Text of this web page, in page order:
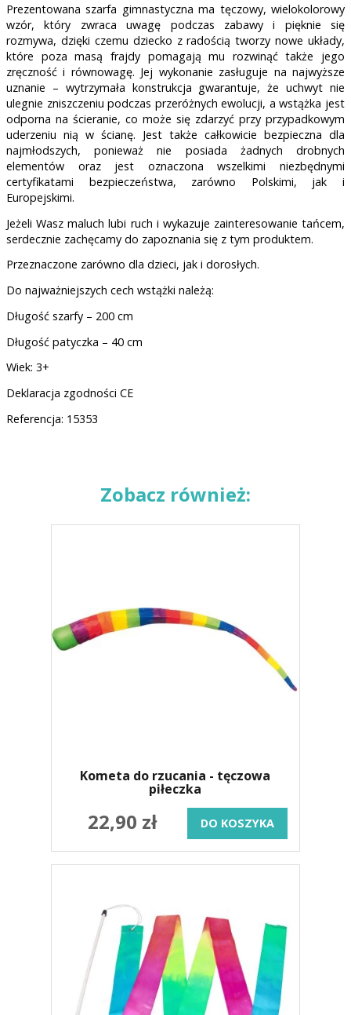
Prezentowana szarfa gimnastyczna ma tęczowy, wielokolorowy
wzór, który zwraca uwagę podczas zabawy i pięknie się
rozmywa, dzięki czemu dziecko z radością tworzy nowe układy,
które poza masą frajdy pomagają mu rozwinąć także jego
zręczność i równowagę. Jej wykonanie zasługuje na najwyższe
uznanie – wytrzymała konstrukcja gwarantuje, że uchwyt nie
ulegnie zniszczeniu podczas przeróżnych ewolucji, a wstążka jest
odporna na ścieranie, co może się zdarzyć przy przypadkowym
uderzeniu nią w ścianę. Jest także całkowicie bezpieczna dla
najmłodszych, ponieważ nie posiada żadnych drobnych
elementów oraz jest oznaczona wszelkimi niezbędnymi
certyfikatami bezpieczeństwa, zarówno Polskimi, jak i
Europejskimi.
Jeżeli Wasz maluch lubi ruch i wykazuje zainteresowanie tańcem,
serdecznie zachęcamy do zapoznania się z tym produktem.
Przeznaczone zarówno dla dzieci, jak i dorosłych.
Do najważniejszych cech wstążki należą:
Długość szarfy – 200 cm
Długość patyczka – 40 cm
Wiek: 3+
Deklaracja zgodności CE
Referencja: 15353
Zobacz również:
Kometa do rzucania - tęczowa
piłeczka
22,90 zł DO KOSZYKA